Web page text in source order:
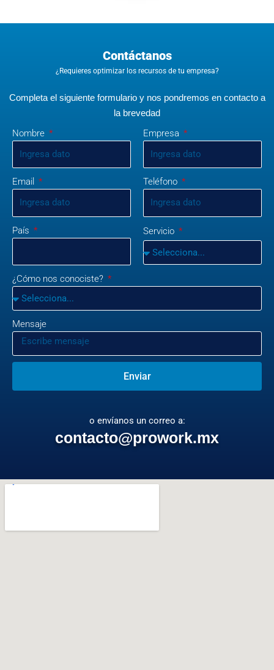
Contáctanos
¿Requieres optimizar los recursos de tu empresa?
Completa el siguiente formulario y nos pondremos en contacto a
la brevedad
Nombre Empresa
Email Teléfono
País Servicio
¿Cómo nos conociste?
Mensaje
Enviar
o envíanos un correo a:
contacto@prowork.mx